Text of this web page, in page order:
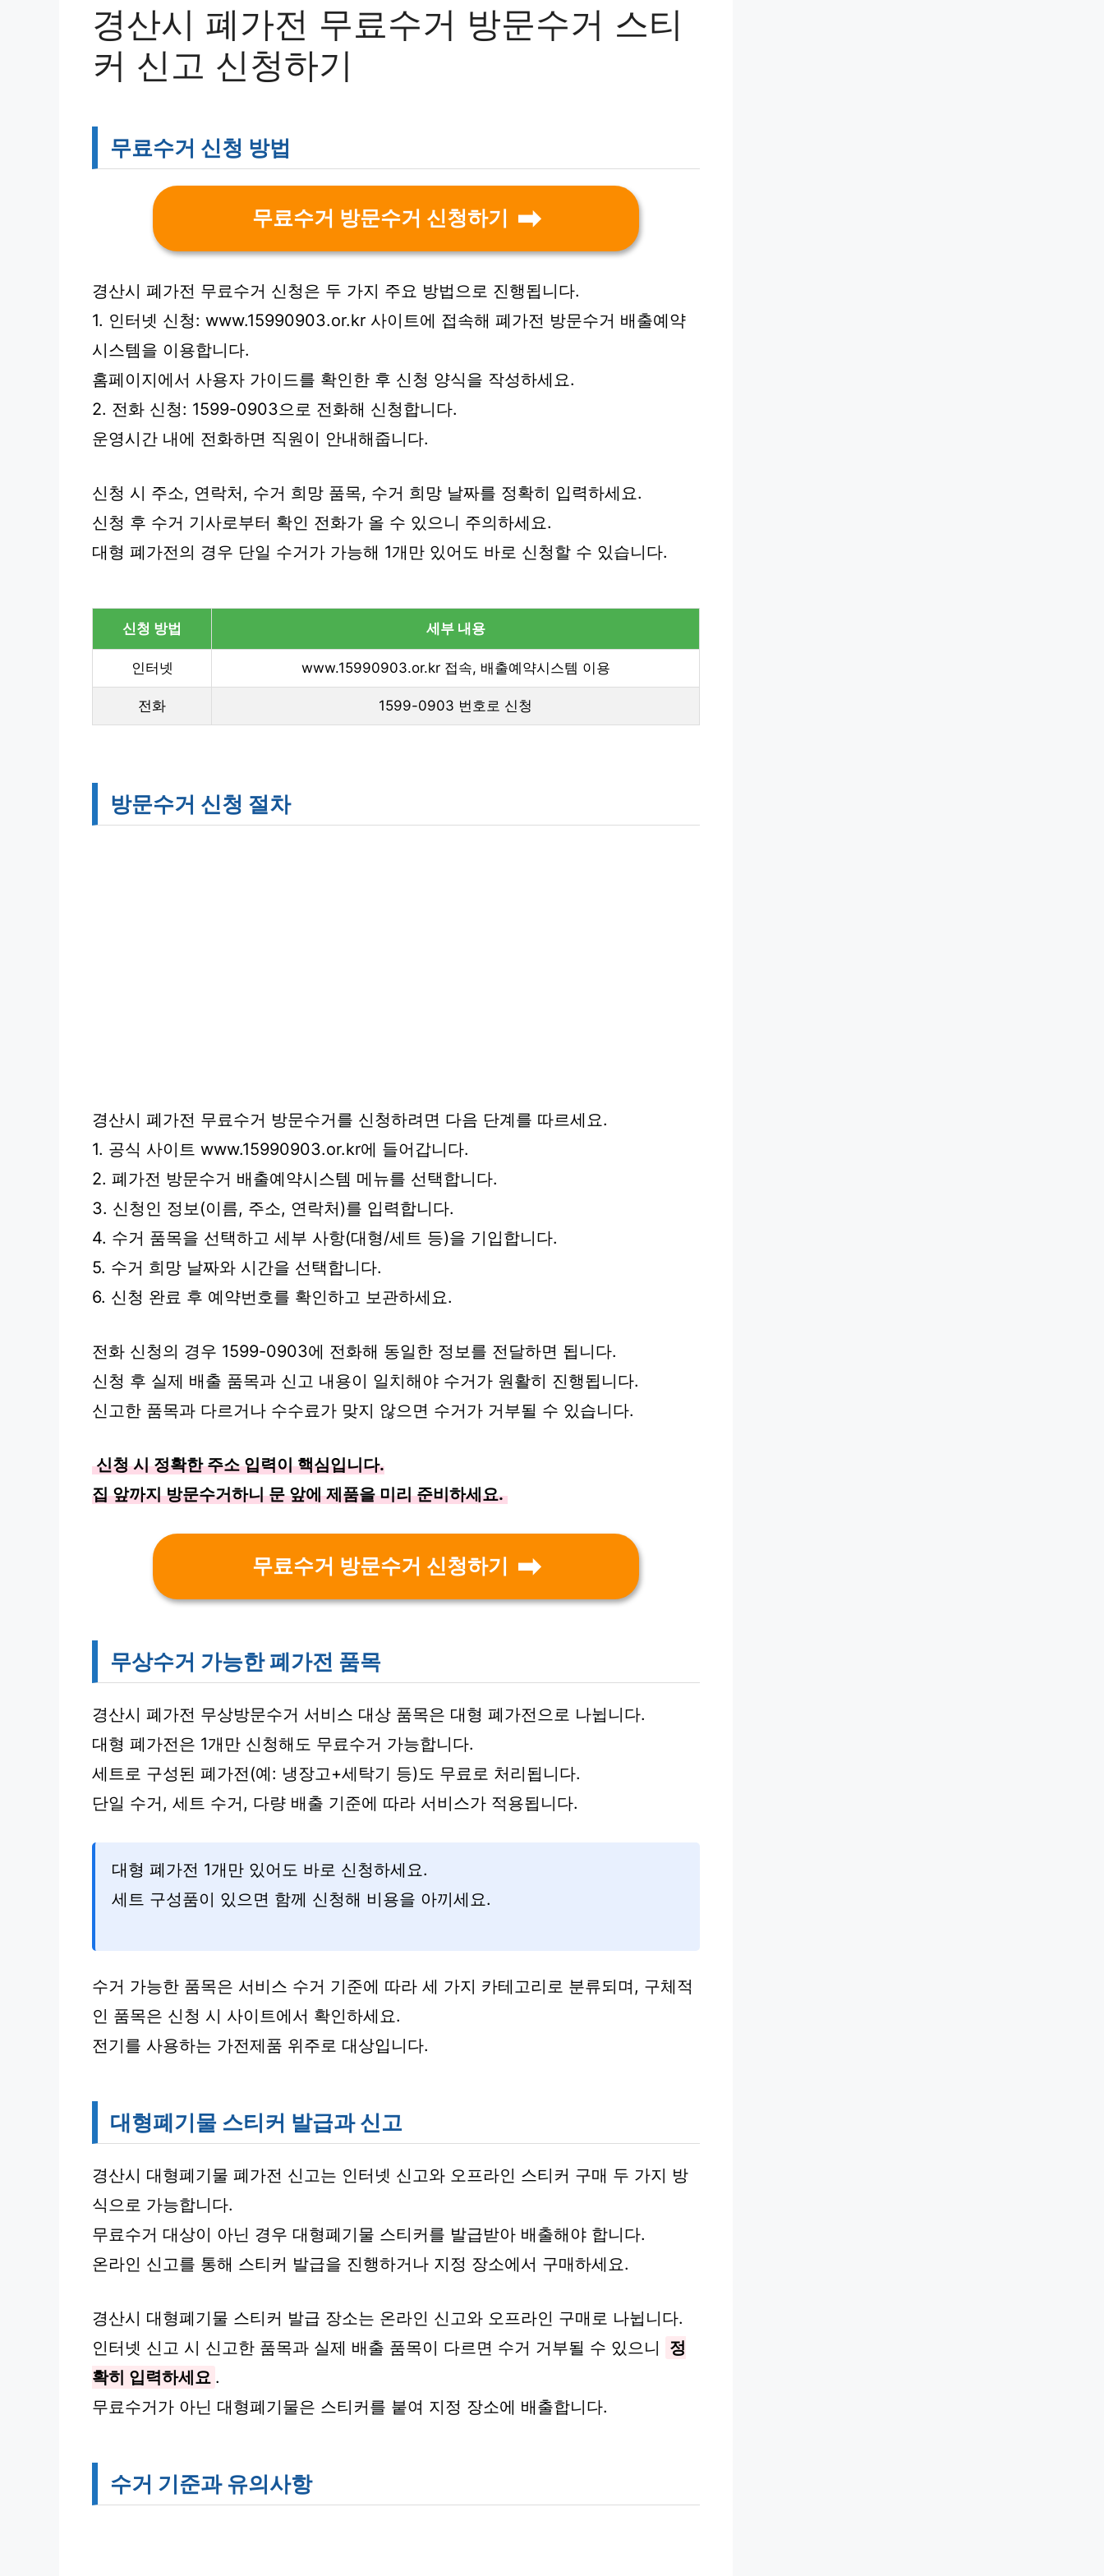
경산시 폐가전 무료수거 방문수거 스티
커 신고 신청하기
무료수거 신청 방법
무료수거 방문수거 신청하기
경산시 폐가전 무료수거 신청은 두 가지 주요 방법으로 진행됩니다.
1. 인터넷 신청: www.15990903.or.kr 사이트에 접속해 폐가전 방문수거 배출예약
시스템을 이용합니다.
홈페이지에서 사용자 가이드를 확인한 후 신청 양식을 작성하세요.
2. 전화 신청: 1599-0903으로 전화해 신청합니다.
운영시간 내에 전화하면 직원이 안내해줍니다.
신청 시 주소, 연락처, 수거 희망 품목, 수거 희망 날짜를 정확히 입력하세요.
신청 후 수거 기사로부터 확인 전화가 올 수 있으니 주의하세요.
대형 폐가전의 경우 단일 수거가 가능해 1개만 있어도 바로 신청할 수 있습니다.
신청 방법 세부 내용
인터넷 www.15990903.or.kr 접속, 배출예약시스템 이용
전화 1599-0903 번호로 신청
방문수거 신청 절차
경산시 폐가전 무료수거 방문수거를 신청하려면 다음 단계를 따르세요.
1. 공식 사이트 www.15990903.or.kr에 들어갑니다.
2. 폐가전 방문수거 배출예약시스템 메뉴를 선택합니다.
3. 신청인 정보(이름, 주소, 연락처)를 입력합니다.
4. 수거 품목을 선택하고 세부 사항(대형/세트 등)을 기입합니다.
5. 수거 희망 날짜와 시간을 선택합니다.
6. 신청 완료 후 예약번호를 확인하고 보관하세요.
전화 신청의 경우 1599-0903에 전화해 동일한 정보를 전달하면 됩니다.
신청 후 실제 배출 품목과 신고 내용이 일치해야 수거가 원활히 진행됩니다.
신고한 품목과 다르거나 수수료가 맞지 않으면 수거가 거부될 수 있습니다.
신청 시 정확한 주소 입력이 핵심입니다.
집 앞까지 방문수거하니 문 앞에 제품을 미리 준비하세요.
무료수거 방문수거 신청하기
무상수거 가능한 폐가전 품목
경산시 폐가전 무상방문수거 서비스 대상 품목은 대형 폐가전으로 나뉩니다.
대형 폐가전은 1개만 신청해도 무료수거 가능합니다.
세트로 구성된 폐가전(예: 냉장고+세탁기 등)도 무료로 처리됩니다.
단일 수거, 세트 수거, 다량 배출 기준에 따라 서비스가 적용됩니다.
대형 폐가전 1개만 있어도 바로 신청하세요.
세트 구성품이 있으면 함께 신청해 비용을 아끼세요.
수거 가능한 품목은 서비스 수거 기준에 따라 세 가지 카테고리로 분류되며, 구체적
인 품목은 신청 시 사이트에서 확인하세요.
전기를 사용하는 가전제품 위주로 대상입니다.
대형폐기물 스티커 발급과 신고
경산시 대형폐기물 폐가전 신고는 인터넷 신고와 오프라인 스티커 구매 두 가지 방
식으로 가능합니다.
무료수거 대상이 아닌 경우 대형폐기물 스티커를 발급받아 배출해야 합니다.
온라인 신고를 통해 스티커 발급을 진행하거나 지정 장소에서 구매하세요.
경산시 대형폐기물 스티커 발급 장소는 온라인 신고와 오프라인 구매로 나뉩니다.
인터넷 신고 시 신고한 품목과 실제 배출 품목이 다르면 수거 거부될 수 있으니
정
확히 입력하세요 .
무료수거가 아닌 대형폐기물은 스티커를 붙여 지정 장소에 배출합니다.
수거 기준과 유의사항